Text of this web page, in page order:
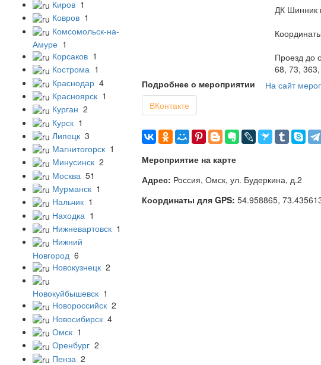
Киров 1
Ковров 1
Комсомольск-на-
Амуре 1
Корсаков 1
Кострома 1
Краснодар 4
Красноярск 1
Курган 2
Курск 1
Липецк 3
Магнитогорск 1
Минусинск 2
Москва 51
Мурманск 1
Нальчик 1
Находка 1
Нижневартовск 1
Нижний
Новгород 6
Новокузнецк 2
Новокуйбышевск 1
Новороссийск 2
Новосибирск 4
Омск 1
Оренбург 2
Пенза 2
ДК Шинник
Проезд до
68, 73,
Подробнее о мероприятии
На сайт
ВКонтакте
Мероприятие на карте
Адрес: Россия, Омск, ул. Будеркина, д.2
Координаты для GPS: 54.958865,